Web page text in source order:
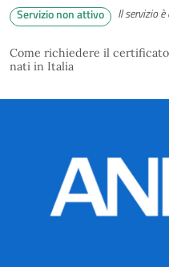
Servizio non attivo Il servizio
Come richiedere il
nati in Italia